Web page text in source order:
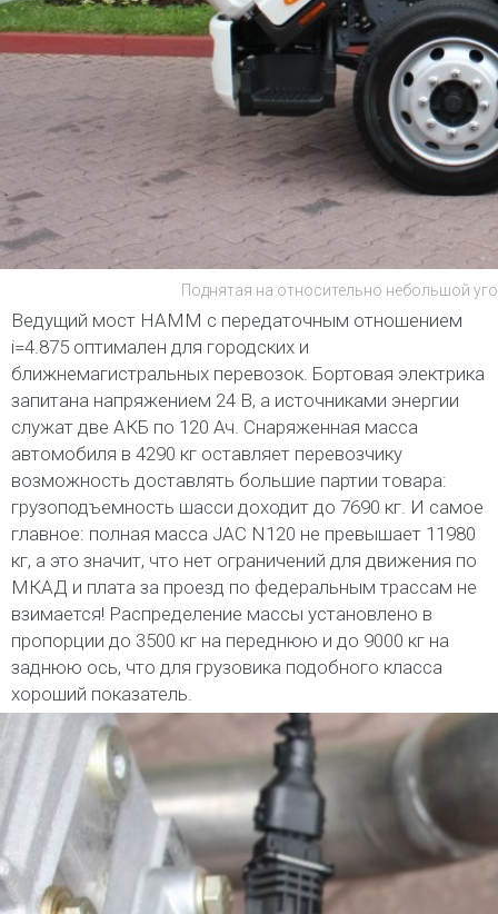
Поднятая на относительно небольшой
Ведущий мост НАММ с передаточным отношением
i=4.875 оптимален для городских и
ближнемагистральных перевозок. Бортовая электрика
запитана напряжением 24 В, а источниками энергии
служат две АКБ по 120 Ач. Снаряженная масса
автомобиля в 4290 кг оставляет перевозчику
возможность доставлять большие партии товара:
грузоподъемность шасси доходит до 7690 кг. И самое
главное: полная масса JAC N120 не превышает 11980
кг, а это значит, что нет ограничений для движения по
МКАД и плата за проезд по федеральным трассам не
взимается! Распределение массы установлено в
пропорции до 3500 кг на переднюю и до 9000 кг на
заднюю ось, что для грузовика подобного класса
хороший показатель.